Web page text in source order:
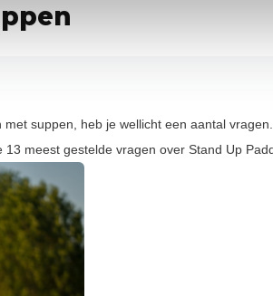
suppen, heb je wellicht een aantal
meest gestelde vragen over Stand Up